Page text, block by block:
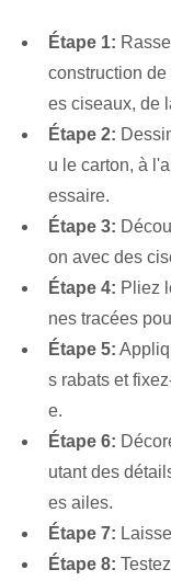
Étape 1:
construction de
es ciseaux, de
Étape 2:
u le carton, à
essaire.
Étape 3:
on avec des
Étape 4: Pliez
nes tracées
Étape 5:
s rabats et
e.
Étape 6:
utant des
es ailes.
Étape 7:
Étape 8: